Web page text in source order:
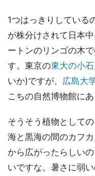
1つはっきりしている
が株分けされて日本
ートンのリンゴの木
す。東京の東大の小
いか)ですが、 広島大
こちの自然博物館にあ
そうそう植物として
海と黒海の間のカフ
から広がったらしい
いですな。暑さに弱